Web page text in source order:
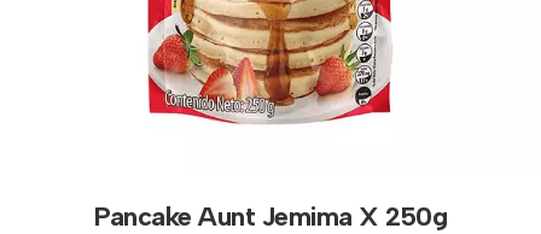
Pancake Aunt Jemima X 250g